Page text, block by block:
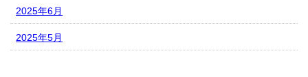
2025年6月
2025年5月